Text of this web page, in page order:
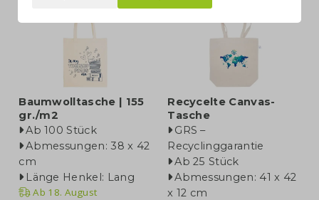
Baumwolltasche | 155
gr./m2
Ab 100 Stück
Abmessungen: 38 x 42
cm
Länge Henkel: Lang
Ab 18. August
Recycelte Canvas-
Tasche
GRS –
Recyclinggarantie
Ab 25 Stück
Abmessungen: 41 x 42
x 12 cm